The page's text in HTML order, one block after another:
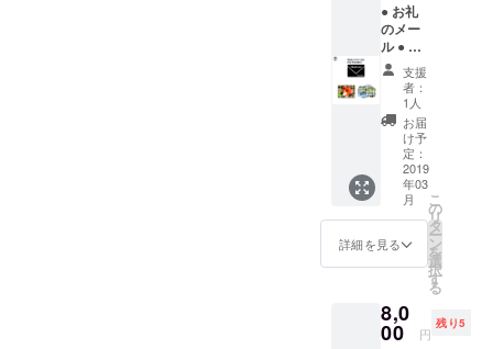
● お礼
のメー
ル ● ハ
イビス
カスの
写真集
（24
ペー
ジ）
● 10種
類の写
真の中
から写
真を2枚
プレゼ
ント
支援
者：
1人
お届
け予
定：
2019
年03
月
詳細を見る
こ
の
リ
タ
ー
ン
を
選
択
す
る
8,0
00 円
残り5